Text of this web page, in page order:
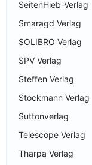
SeitenHieb-Verlag
Smaragd Verlag
SOLIBRO Verlag
SPV Verlag
Steffen Verlag
Stockmann Verlag
Suttonverlag
Telescope Verlag
Tharpa Verlag